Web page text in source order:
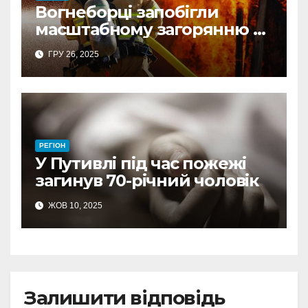
Вогнеборці запобігли
масштабному загорянню в
житловому секторі на
Шосткинщині
ГРУ 26, 2025
РЕГІОН
У Путивлі під час пожежі
загинув 70-річний чоловік
ЖОВ 10, 2025
Залишити відповідь